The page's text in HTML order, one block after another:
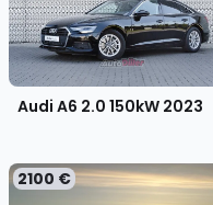
Audi A6 2.0 150kW 2023
2100 €